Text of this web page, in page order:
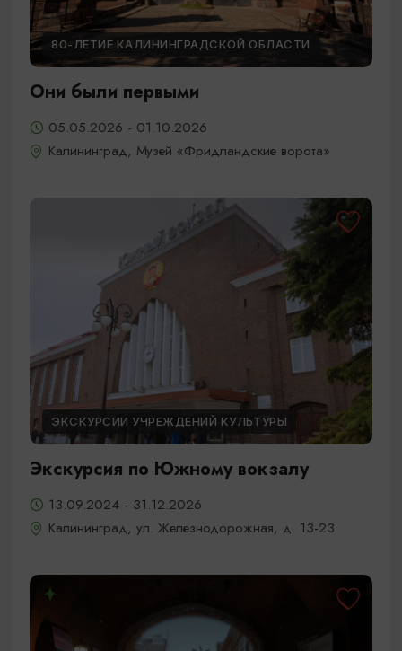
80-ЛЕТИЕ КАЛИНИНГРАДСКОЙ ОБЛАСТИ
Они были первыми
05.05.2026 - 01.10.2026
Калининград, Музей «Фридландские ворота»
ЭКСКУРСИИ УЧРЕЖДЕНИЙ КУЛЬТУРЫ
Экскурсия по Южному вокзалу
13.09.2024 - 31.12.2026
Калининград, ул. Железнодорожная, д. 13-23